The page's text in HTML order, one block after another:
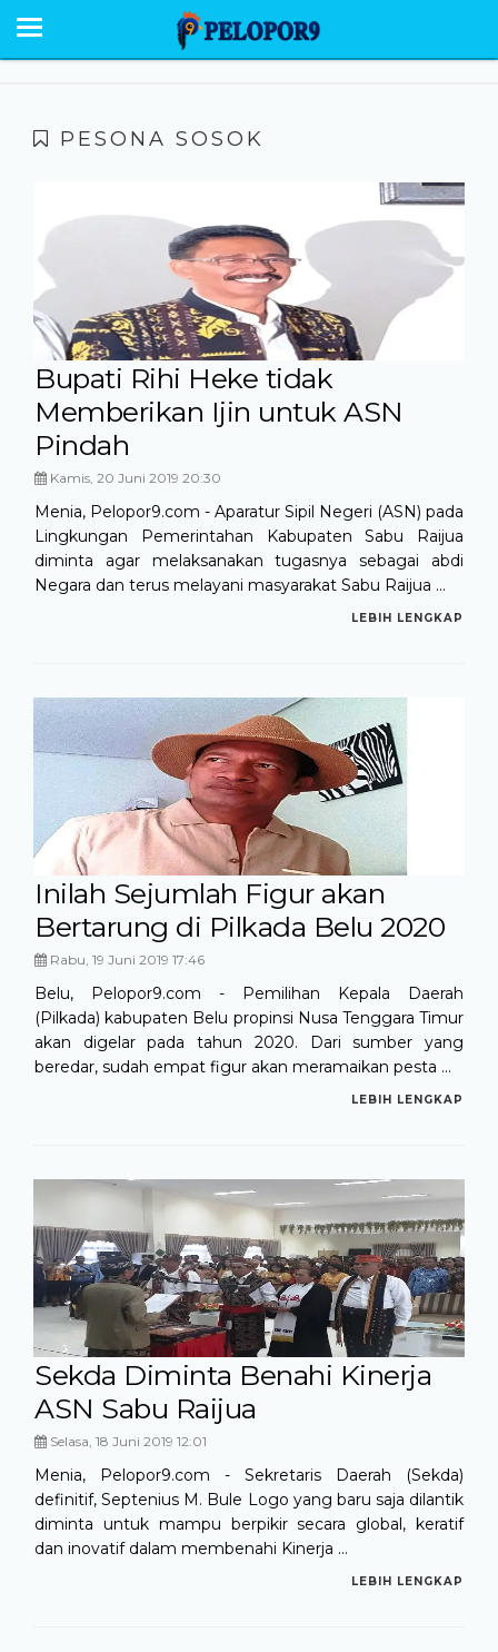
BERANDA
EKONOMI POLITIK
OPINI
HUMANIORA
HUKUM KRIMINAL
GALERI
PESONA SOSOK
Bupati Rihi Heke tidak
Memberikan Ijin untuk ASN
Pindah
Kamis, 20 Juni 2019 20:30
Menia, Pelopor9.com - Aparatur Sipil Negeri (ASN) pada
Lingkungan Pemerintahan Kabupaten Sabu Raijua
diminta agar melaksanakan tugasnya sebagai abdi
Negara dan terus melayani masyarakat Sabu Raijua ...
LEBIH LENGKAP
Inilah Sejumlah Figur akan
Bertarung di Pilkada Belu 2020
Rabu, 19 Juni 2019 17:46
Belu, Pelopor9.com - Pemilihan Kepala Daerah
(Pilkada) kabupaten Belu propinsi Nusa Tenggara Timur
akan digelar pada tahun 2020. Dari sumber yang
beredar, sudah empat figur akan meramaikan pesta ...
LEBIH LENGKAP
Sekda Diminta Benahi Kinerja
ASN Sabu Raijua
Selasa, 18 Juni 2019 12:01
Menia, Pelopor9.com - Sekretaris Daerah (Sekda)
definitif, Septenius M. Bule Logo yang baru saja dilantik
diminta untuk mampu berpikir secara global, keratif
dan inovatif dalam membenahi Kinerja ...
LEBIH LENGKAP